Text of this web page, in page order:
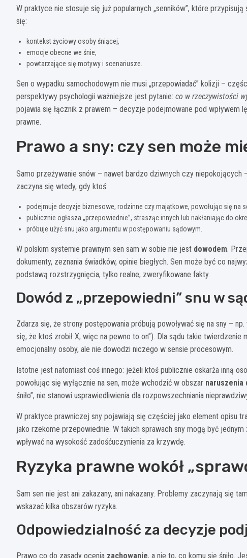
W praktyce nie stosuje się już popularnych „senników”, które
się:
kontekst życiowy osoby śniącej,
emocje obecne we śnie,
powtarzające się motywy i scenariusze.
Sen o wypadku samochodowym nie musi „przepowiadać” kolizji –
perspektywy psychologii ważniejsze jest pytanie: co w rzeczywistości
pojawia się łącznik z prawem – decyzje podejmowane pod wpływem
prawne.
Prawo a sny: czy sen może
Samo przeżywanie snów – nawet bardzo dziwnych czy
zaczyna się wtedy, gdy ktoś:
podejmuje decyzje biznesowe, rodzinne czy majątkowe, powołując się na
publicznie ogłasza „przepowiednie”, strasząc innych lub nakłaniając do
próbuje użyć snu jako argumentu w postępowaniu sądowym.
W polskim systemie prawnym sen sam w sobie nie jest dowodem.
dokumenty, zeznania świadków, opinie biegłych. Sen może być co
podstawą rozstrzygnięcia, tylko realne, zweryfikowane fakty.
Dowód z „przepowiedni” snu w
Zdarza się, że strony postępowania próbują powoływać się na sny –
się, że ktoś zrobił X, więc na pewno to on”). Dla sądu takie
emocjonalny osoby, ale nie dowodzi niczego w sensie procesowym.
Istotne jest natomiast coś innego: jeżeli ktoś publicznie oskarża inną
powołując się wyłącznie na sen, może wchodzić w obszar naruszenia
śniło”, nie stanowi usprawiedliwienia dla rozpowszechniania
W praktyce prawniczej sny pojawiają się częściej jako element opisu
jako rzekome przepowiednie. W takich sprawach sny mogą być
wpływać na wysokość zadośćuczynienia za krzywdę.
Ryzyka prawne wokół
Sam sen nie jest ani zakazany, ani nakazany. Problemy zaczynają się
wskazać kilka obszarów ryzyka.
Odpowiedzialność za decyzje
Prawo co do zasady ocenia zachowanie, a nie to, co komu się śniło.